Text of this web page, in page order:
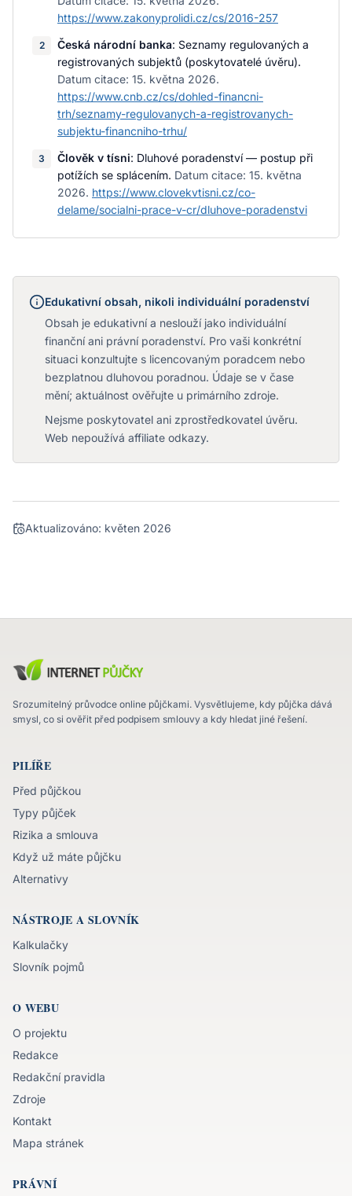
https://www.zakonyprolidi.cz/cs/2016-257
2 Česká národní banka: Seznamy regulovaných a
registrovaných subjektů (poskytovatelé úvěru).
Datum citace: 15. května 2026.
https://www.cnb.cz/cs/dohled-financni-
trh/seznamy-regulovanych-a-registrovanych-
subjektu-financniho-trhu/
3 Člověk v tísni: Dluhové poradenství — postup při
potížích se splácením. Datum citace: 15. května
2026. https://www.clovekvtisni.cz/co-
delame/socialni-prace-v-cr/dluhove-poradenstvi
Edukativní obsah, nikoli individuální poradenství
Obsah je edukativní a neslouží jako individuální
finanční ani právní poradenství. Pro vaši konkrétní
situaci konzultujte s licencovaným poradcem nebo
bezplatnou dluhovou poradnou. Údaje se v čase
mění; aktuálnost ověřujte u primárního zdroje.
Nejsme poskytovatel ani zprostředkovatel úvěru.
Web nepoužívá affiliate odkazy.
Aktualizováno: květen 2026
Srozumitelný průvodce online půjčkami. Vysvětlujeme, kdy půjčka dává
smysl, co si ověřit před podpisem smlouvy a kdy hledat jiné řešení.
PILÍŘE
Před půjčkou
Typy půjček
Rizika a smlouva
Když už máte půjčku
Alternativy
NÁSTROJE A SLOVNÍK
Kalkulačky
Slovník pojmů
O WEBU
O projektu
Redakce
Redakční pravidla
Zdroje
Kontakt
Mapa stránek
PRÁVNÍ